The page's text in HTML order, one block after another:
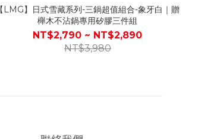
【LMG】日式雪藏系列-三鍋超值組合-象牙白｜贈
櫸木不沾鍋專用矽膠三件組
NT$2,790 ~ NT$2,890
NT$3,980